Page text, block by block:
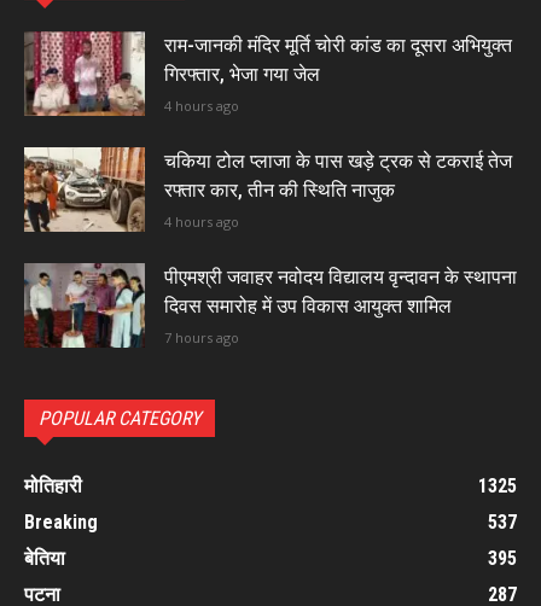
राम-जानकी मंदिर मूर्ति चोरी कांड का दूसरा अभियुक्त
गिरफ्तार, भेजा गया जेल
4 hours ago
चकिया टोल प्लाजा के पास खड़े ट्रक से टकराई तेज
रफ्तार कार, तीन की स्थिति नाजुक
4 hours ago
पीएमश्री जवाहर नवोदय विद्यालय वृन्दावन के स्थापना
दिवस समारोह में उप विकास आयुक्त शामिल
7 hours ago
POPULAR CATEGORY
मोतिहारी
1325
Breaking
537
बेतिया
395
पटना
287